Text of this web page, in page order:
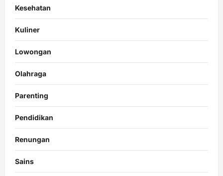
Kesehatan
Kuliner
Lowongan
Olahraga
Parenting
Pendidikan
Renungan
Sains